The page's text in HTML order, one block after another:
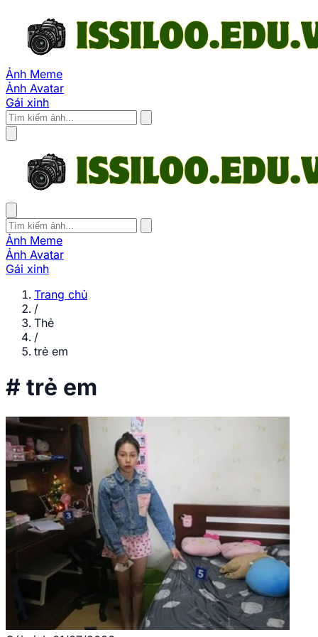
Ảnh Meme
Ảnh Avatar
Gái xinh
Ảnh Meme
Ảnh Avatar
Gái xinh
Trang chủ
/
Thẻ
/
trẻ em
# trẻ em